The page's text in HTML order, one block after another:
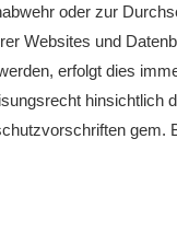
oder zur
Websites und
erfolgt dies
gem.